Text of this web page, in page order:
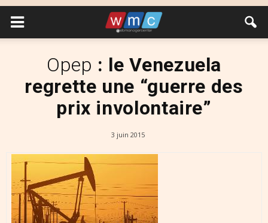
Opep : le Venezuela
regrette une “guerre des
prix involontaire”
3 juin 2015